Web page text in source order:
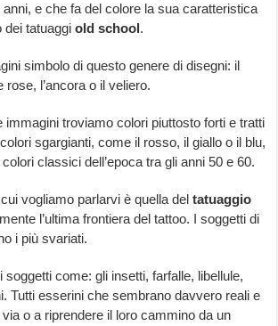
e che fa del colore la sua caratteristica
dei tatuaggiold school.
simbolo di questo genere di disegni: il
l’ancora o il veliero.
immagini troviamo colori piuttosto forti e tratti
sgargianti, come il rosso, il giallo o il blu,
classici dell’epoca tra gli anni 50 e 60.
cui vogliamo parlarvi è quella deltatuaggio
l’ultima frontiera del tattoo. I soggetti di
i più svariati.
soggetti come: gli insetti, farfalle, libellule,
Tutti esserini che sembrano davvero reali e
o a riprendere il loro cammino da un